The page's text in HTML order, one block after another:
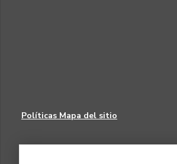
Políticas Mapa del sitio